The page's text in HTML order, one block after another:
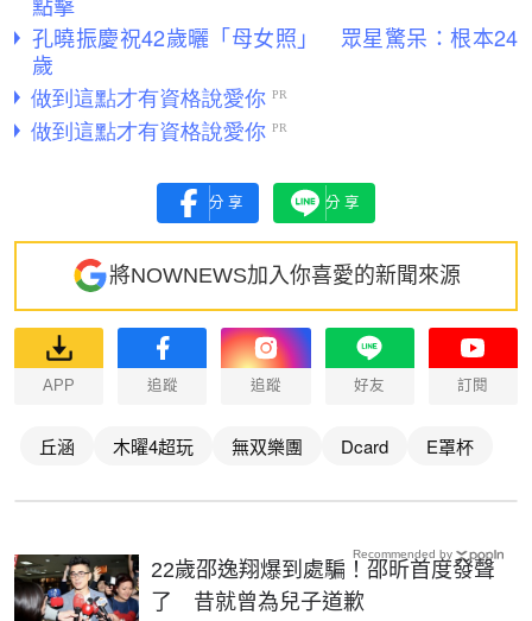
孔曉振慶祝42歲曬「母女照」 眾星驚呆：根本24
歲
分享 分享
將NOWNEWS加入你喜愛的新聞來源
APP 追蹤 追蹤 好友 訂閱
丘涵 木曜4超玩 無双樂團 Dcard E罩杯
22歲邵逸翔爆到處騙！邵昕首度發聲
了 昔就曾為兒子道歉
Recommended by